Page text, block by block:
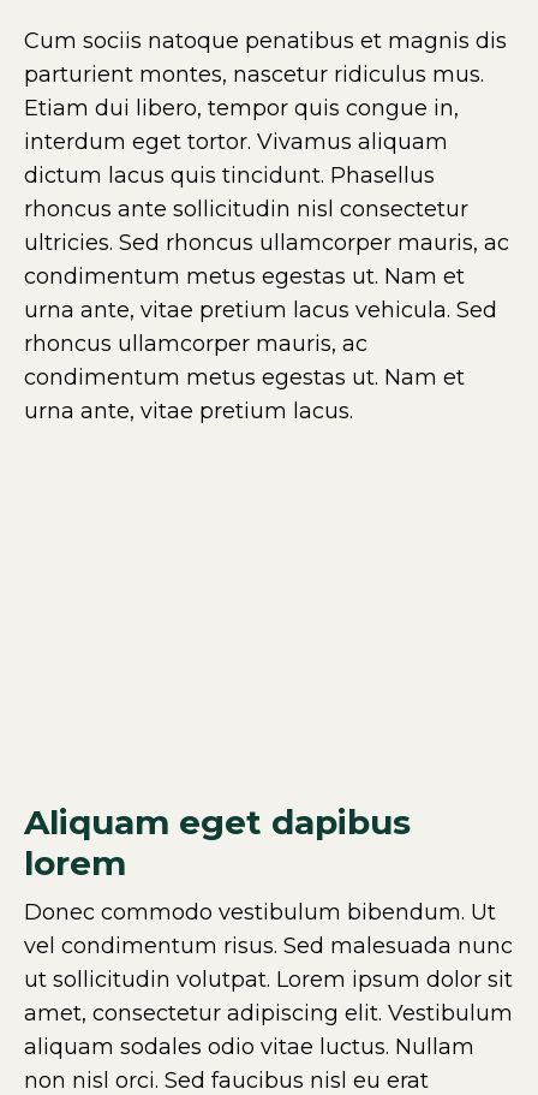
Cum sociis natoque penatibus et magnis dis
parturient montes, nascetur ridiculus mus.
Etiam dui libero, tempor quis congue in,
interdum eget tortor. Vivamus aliquam
dictum lacus quis tincidunt. Phasellus
rhoncus ante sollicitudin nisl consectetur
ultricies. Sed rhoncus ullamcorper mauris, ac
condimentum metus egestas ut. Nam et
urna ante, vitae pretium lacus vehicula. Sed
rhoncus ullamcorper mauris, ac
condimentum metus egestas ut. Nam et
urna ante, vitae pretium lacus.
Aliquam eget dapibus
lorem
Donec commodo vestibulum bibendum. Ut
vel condimentum risus. Sed malesuada nunc
ut sollicitudin volutpat. Lorem ipsum dolor sit
amet, consectetur adipiscing elit. Vestibulum
aliquam sodales odio vitae luctus. Nullam
non nisl orci. Sed faucibus nisl eu erat